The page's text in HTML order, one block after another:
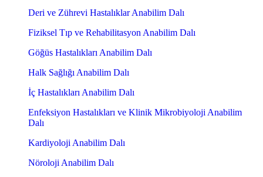
Deri ve Zührevi Hastalıklar Anabilim Dalı
Fiziksel Tıp ve Rehabilitasyon Anabilim Dalı
Göğüs Hastalıkları Anabilim Dalı
Halk Sağlığı Anabilim Dalı
İç Hastalıkları Anabilim Dalı
Enfeksiyon Hastalıkları ve Klinik Mikrobiyoloji Anabilim
Dalı
Kardiyoloji Anabilim Dalı
Nöroloji Anabilim Dalı